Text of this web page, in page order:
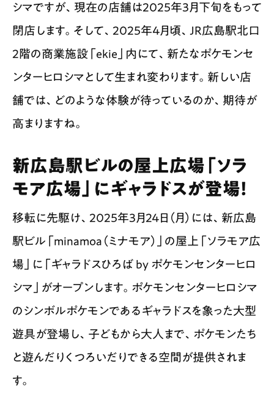
シマですが、現在の店舗は2025年3月下旬をもって
閉店します。そして、2025年4月頃、JR広島駅北口
2階の商業施設「ekie」内にて、新たなポケモンセ
ンターヒロシマとして生まれ変わります。新しい店
舗では、どのような体験が待っているのか、期待が
高まりますね。
新広島駅ビルの屋上広場「ソラ
モア広場」にギャラドスが登場！
移転に先駆け、2025年3月24日（月）には、新広島
駅ビル「minamoa（ミナモア）」の屋上「ソラモア広
場」に「ギャラドスひろば by ポケモンセンターヒロ
シマ」がオープンします。ポケモンセンターヒロシマ
のシンボルポケモンであるギャラドスを象った大型
遊具が登場し、子どもから大人まで、ポケモンたち
と遊んだりくつろいだりできる空間が提供されま
す。